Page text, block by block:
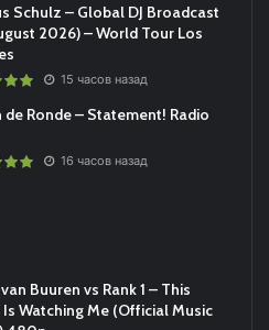
Schulz – Global DJ Broadcast
2026) – World Tour Los
15 часов назад
de Ronde – Statement! Radio
16 часов назад
Buuren vs Rank 1 – This
Watching Me (Official Music